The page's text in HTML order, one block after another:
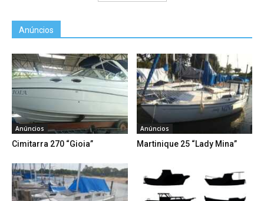
Anúncios
Anúncios
Cimitarra 270 “Gioia”
Anúncios
Martinique 25 “Lady Mina”